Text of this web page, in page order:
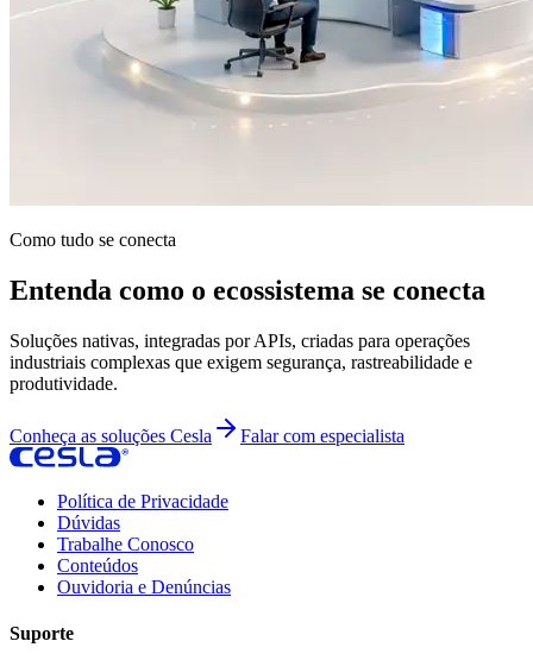
Como tudo se conecta
Entenda como o ecossistema se conecta
Soluções nativas, integradas por APIs, criadas para operações
industriais complexas que exigem segurança, rastreabilidade e
produtividade.
Conheça as soluções Cesla Falar com especialista
Política de Privacidade
Dúvidas
Trabalhe Conosco
Conteúdos
Ouvidoria e Denúncias
Suporte